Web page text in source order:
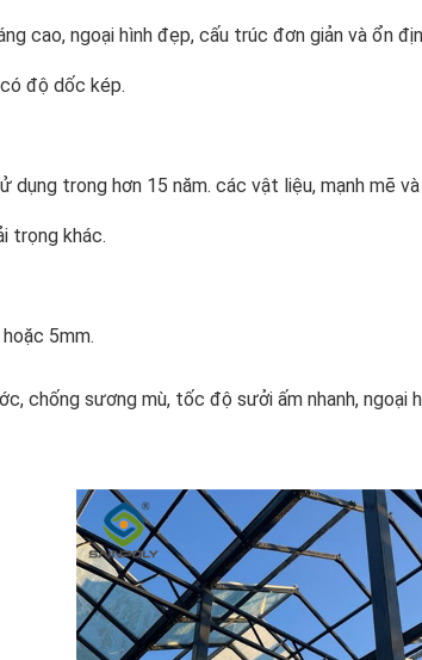
cao, ngoại hình đẹp, cấu trúc đơn giản và ổn
độ dốc kép.
trong hơn 15 năm. các vật liệu, mạnh mẽ
trọng khác.
5mm.
chống sương mù, tốc độ sưởi ấm nhanh, ngoại